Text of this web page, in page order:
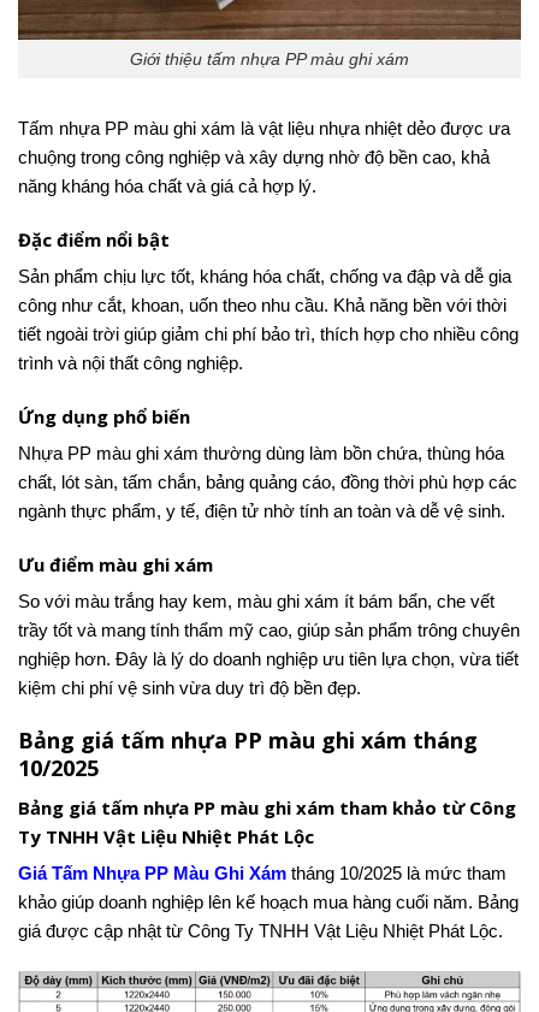
Giới thiệu tấm nhựa PP màu ghi xám
Tấm nhựa PP màu ghi xám là vật liệu nhựa nhiệt dẻo được ưa
chuộng trong công nghiệp và xây dựng nhờ độ bền cao, khả
năng kháng hóa chất và giá cả hợp lý.
Đặc điểm nổi bật
Sản phẩm chịu lực tốt, kháng hóa chất, chống va đập và dễ gia
công như cắt, khoan, uốn theo nhu cầu. Khả năng bền với thời
tiết ngoài trời giúp giảm chi phí bảo trì, thích hợp cho nhiều công
trình và nội thất công nghiệp.
Ứng dụng phổ biến
Nhựa PP màu ghi xám thường dùng làm bồn chứa, thùng hóa
chất, lót sàn, tấm chắn, bảng quảng cáo, đồng thời phù hợp các
ngành thực phẩm, y tế, điện tử nhờ tính an toàn và dễ vệ sinh.
Ưu điểm màu ghi xám
So với màu trắng hay kem, màu ghi xám ít bám bẩn, che vết
trầy tốt và mang tính thẩm mỹ cao, giúp sản phẩm trông chuyên
nghiệp hơn. Đây là lý do doanh nghiệp ưu tiên lựa chọn, vừa tiết
kiệm chi phí vệ sinh vừa duy trì độ bền đẹp.
Bảng giá tấm nhựa PP màu ghi xám tháng
10/2025
Bảng giá tấm nhựa PP màu ghi xám tham khảo từ Công
Ty TNHH Vật Liệu Nhiệt Phát Lộc
Giá Tấm Nhựa PP Màu Ghi Xám tháng 10/2025 là mức tham
khảo giúp doanh nghiệp lên kế hoạch mua hàng cuối năm. Bảng
giá được cập nhật từ Công Ty TNHH Vật Liệu Nhiệt Phát Lộc.